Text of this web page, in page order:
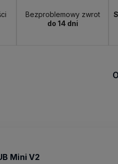
Bezproblemowy zwrot
do 14 dni
Mini V2